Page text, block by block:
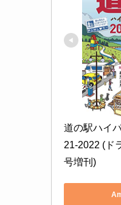
道の駅ハイ
21-2022 (ド
号増刊)